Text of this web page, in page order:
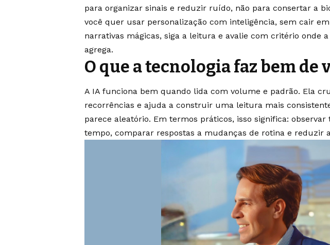
para organizar sinais e reduzir ruído, não para consertar a
você quer usar personalização com inteligência, sem cair
narrativas mágicas, siga a leitura e avalie com critério onde
agrega.
O que a tecnologia faz bem de
A IA funciona bem quando lida com volume e padrão. Ela
recorrências e ajuda a construir uma leitura mais
parece aleatório. Em termos práticos, isso significa: observar
tempo, comparar respostas a mudanças de rotina e reduzir